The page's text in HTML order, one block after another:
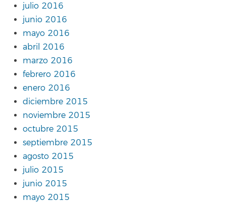
julio 2016
junio 2016
mayo 2016
abril 2016
marzo 2016
febrero 2016
enero 2016
diciembre 2015
noviembre 2015
octubre 2015
septiembre 2015
agosto 2015
julio 2015
junio 2015
mayo 2015